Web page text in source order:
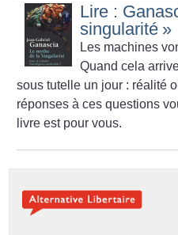
Lire :
singularité »
Les machines
Quand cela
sous tutelle un jour : réalité
réponses à ces questions
livre est pour vous.